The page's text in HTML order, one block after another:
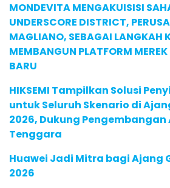
MONDEVITA MENGAKUISISI
UNDERSCORE DISTRICT,
MAGLIANO, SEBAGAI LANGKAH
MEMBANGUN PLATFORM
BARU
HIKSEMI Tampilkan Solusi
untuk Seluruh Skenario di
2026, Dukung Pengembangan
Tenggara
Huawei Jadi Mitra bagi Ajang
2026